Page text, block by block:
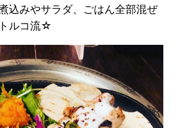
込みやサラダ、ごはん全部混ぜ
ルコ流☆